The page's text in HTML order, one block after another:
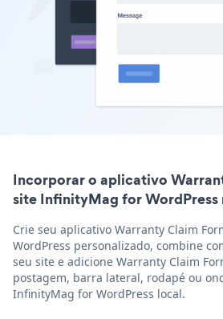
Incorporar o aplicativo
site InfinityMag for
Crie seu aplicativo Warranty Claim
WordPress personalizado, combine
seu site e adicione Warranty Claim
postagem, barra lateral, rodapé ou
InfinityMag for WordPress local.